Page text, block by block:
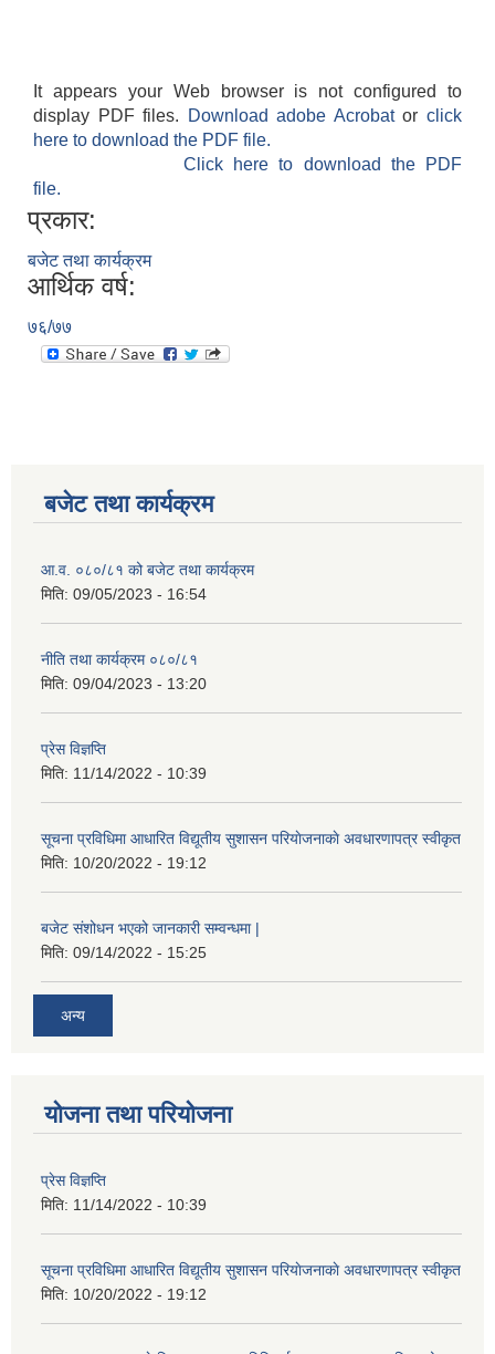
It appears your Web browser is not configured to
display PDF files.
Download adobe Acrobatorclick
here to download the PDF file.
Click here to download the PDF
file.
प्रकार:
बजेट तथा कार्यक्रम
आर्थिक वर्ष:
७६/७७
बजेट तथा कार्यक्रम
आ.व. ०८०/८१ को बजेट तथा कार्यक्रम
मिति: 09/05/2023 - 16:54
नीति तथा कार्यक्रम ०८०/८१
मिति: 09/04/2023 - 13:20
प्रेस विज्ञप्ति
मिति: 11/14/2022 - 10:39
सूचना प्रविधिमा आधारित विद्यूतीय सुशासन परियाेजनाकाे अवधारणापत्र स्वीकृत
मिति: 10/20/2022 - 19:12
बजेट संशोधन भएको जानकारी सम्वन्धमा |
मिति: 09/14/2022 - 15:25
अन्य
योजना तथा परियोजना
प्रेस विज्ञप्ति
मिति: 11/14/2022 - 10:39
सूचना प्रविधिमा आधारित विद्यूतीय सुशासन परियाेजनाकाे अवधारणापत्र स्वीकृत
मिति: 10/20/2022 - 19:12